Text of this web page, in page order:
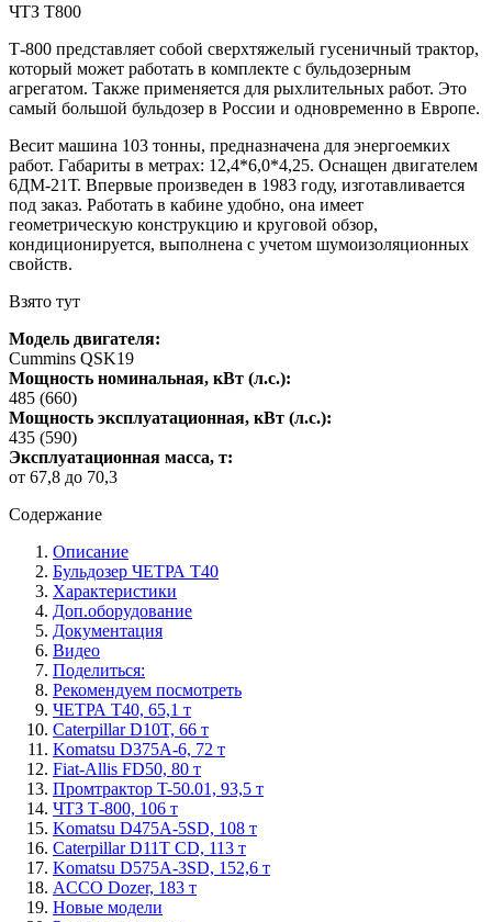
ЧТЗ Т800
Т-800 представляет собой сверхтяжелый гусеничный трактор,
который может работать в комплекте с бульдозерным
агрегатом. Также применяется для рыхлительных работ. Это
самый большой бульдозер в России и одновременно в Европе.
Весит машина 103 тонны, предназначена для энергоемких
работ. Габариты в метрах: 12,4*6,0*4,25. Оснащен двигателем
6ДМ-21Т. Впервые произведен в 1983 году, изготавливается
под заказ. Работать в кабине удобно, она имеет
геометрическую конструкцию и круговой обзор,
кондиционируется, выполнена с учетом шумоизоляционных
свойств.
Взято тут
Модель двигателя:
Cummins QSK19
Мощность номинальная, кВт (л.с.):
485 (660)
Мощность эксплуатационная, кВт (л.с.):
435 (590)
Эксплуатационная масса, т:
от 67,8 до 70,3
Содержание
Описание
Бульдозер ЧЕТРА Т40
Характеристики
Доп.оборудование
Документация
Видео
Поделиться:
Рекомендуем посмотреть
ЧЕТРА Т40, 65,1 т
Caterpillar D10T, 66 т
Komatsu D375A-6, 72 т
Fiat-Allis FD50, 80 т
Промтрактор T-50.01, 93,5 т
ЧТЗ Т-800, 106 т
Komatsu D475A-5SD, 108 т
Caterpillar D11T CD, 113 т
Komatsu D575A-3SD, 152,6 т
ACCO Dozer, 183 т
Новые модели